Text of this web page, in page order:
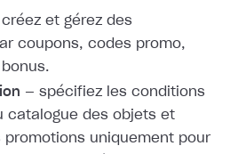
et gérez des
coupons, codes promo,
— spécifiez les conditions
catalogue des objets et
promotions uniquement pour